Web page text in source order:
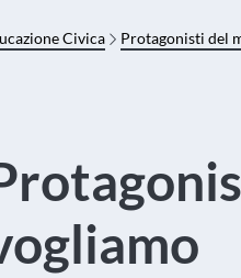
Civica Protagonisti del